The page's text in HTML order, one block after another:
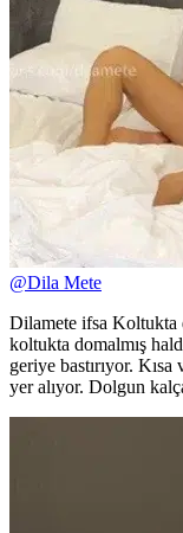
@Dila Mete
Dilamete ifsa
koltukta domalmış
geriye bastırıyor.
yer alıyor. Dolgun